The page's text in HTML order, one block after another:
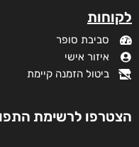
לקוחות
סביבת סופר
איזור אישי
ביטול הזמנה קיימת
הצטרפו לרשימת